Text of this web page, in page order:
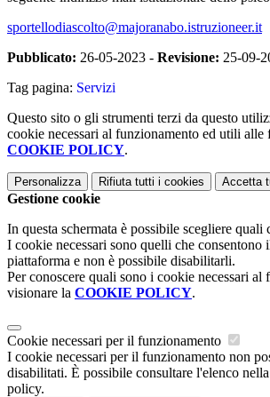
sportellodiascolto@majoranabo.istruzioneer.it
Pubblicato: 26-05-2023 - Revisione: 25-09-
Tag pagina: Servizi
Questo sito o gli strumenti terzi da questo
cookie necessari al funzionamento ed utili alle
COOKIE POLICY.
Personalizza Rifiuta tutti i cookies Accetta
Gestione cookie
In questa schermata è possibile scegliere quali
I cookie necessari sono quelli che consentono
piattaforma e non è possibile disabilitarli.
Per conoscere quali sono i cookie necessari al
visionare la COOKIE POLICY.
Cookie necessari per il funzionamento
I cookie necessari per il funzionamento non
disabilitati. È possibile consultare l'elenco
policy.